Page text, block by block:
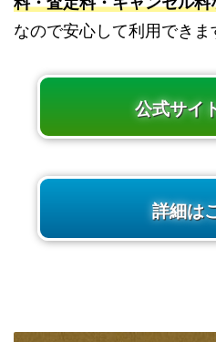
なので安心して利用できま
公式サイ
詳細は